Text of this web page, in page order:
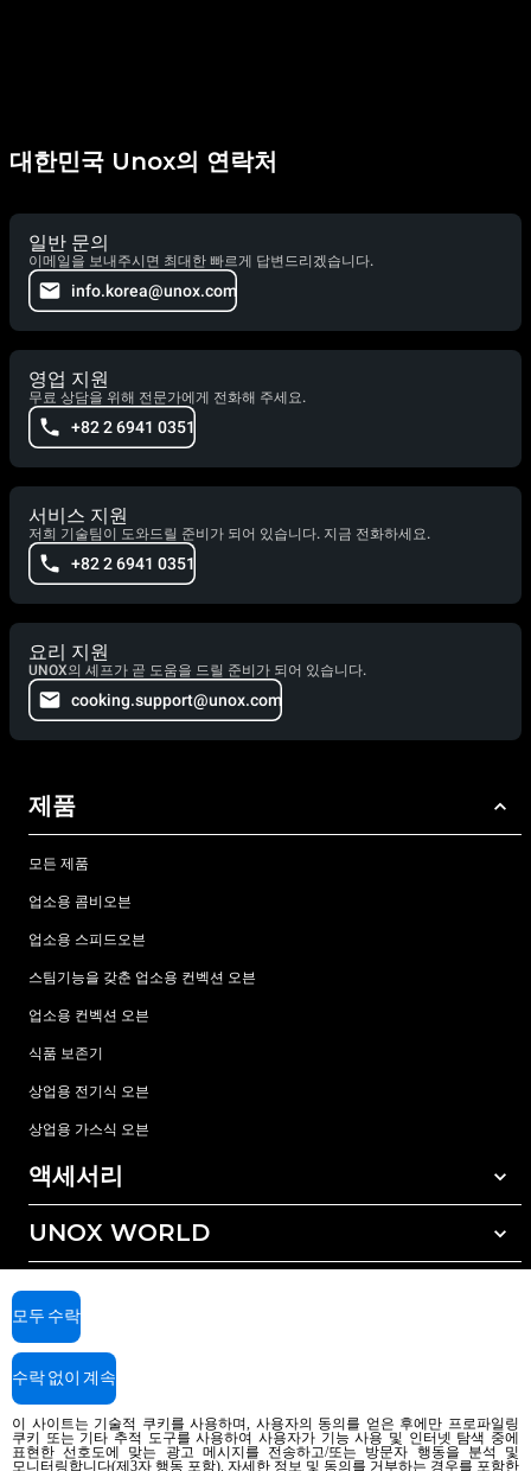
대한민국 Unox의 연락처
일반 문의
이메일을 보내주시면 최대한 빠르게 답변드리겠습니다.
info.korea@unox.com
영업 지원
무료 상담을 위해 전문가에게 전화해 주세요.
+82 2 6941 0351
서비스 지원
저희 기술팀이 도와드릴 준비가 되어 있습니다. 지금 전화하세요.
+82 2 6941 0351
요리 지원
UNOX의 셰프가 곧 도움을 드릴 준비가 되어 있습니다.
cooking.support@unox.com
제품
모든 제품
업소용 콤비오븐
업소용 스피드오븐
스팀기능을 갖춘 업소용 컨벡션 오븐
업소용 컨벡션 오븐
식품 보존기
상업용 전기식 오븐
상업용 가스식 오븐
액세서리
모든 액세서리
자동세척 세정제
수동세척 세정제
수질 관리를 위한 레진(수지) 필터
역삼투압 수처리 방식
UNOX WORLD
전세계 지사
서비스
우녹스 보증
딜러 찾기
서비스 센터 찾기
AI Content Disclaimer
Privacy policy Cookie policy
이 사이트는 기술적 쿠키를 사용하며, 사용자의 동의를 얻은 후에만 프로파일링
쿠키 또는 기타 추적 도구를 사용하여 사용자가 기능 사용 및 인터넷 탐색 중에
표현한 선호도에 맞는 광고 메시지를 전송하고/또는 방문자 행동을 분석 및
모니터링합니다(제3자 행동 포함). 자세한 정보 및 동의를 거부하는 경우를 포함한
모두 수락
수락 없이 계속